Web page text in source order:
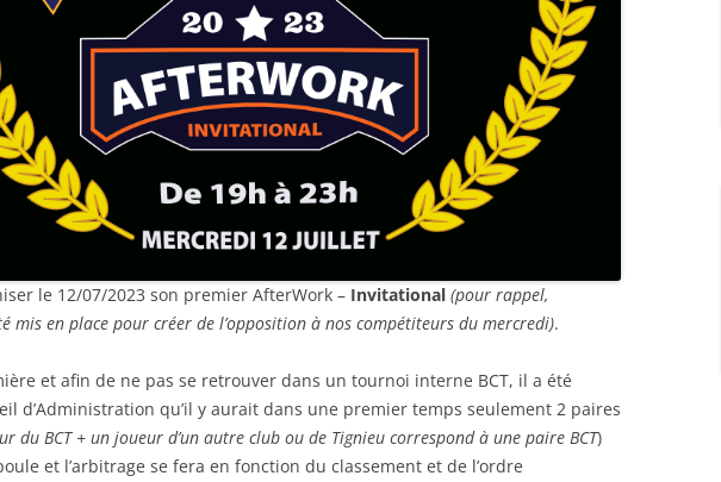
le 12/07/2023 son premier AfterWork – Invitational (pour rappel,
mis en place pour créer de l’opposition à nos compétiteurs du mercredi).
et afin de ne pas se retrouver dans un tournoi interne BCT, il a été
d’Administration qu’il y aurait dans une premier temps seulement 2 paires
du BCT + un joueur d’un autre club ou de Tignieu correspond à une paire BCT)
et l’arbitrage se fera en fonction du classement et de l’ordre